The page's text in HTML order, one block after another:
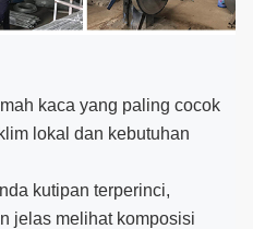
kaca yang paling cocok
lokal dan kebutuhan
kutipan terperinci,
jelas melihat komposisi